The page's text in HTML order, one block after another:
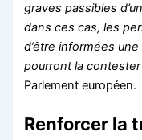
graves passibles
dans ces cas, les
d’être informées
pourront la
Parlement européen.
Renforcer la